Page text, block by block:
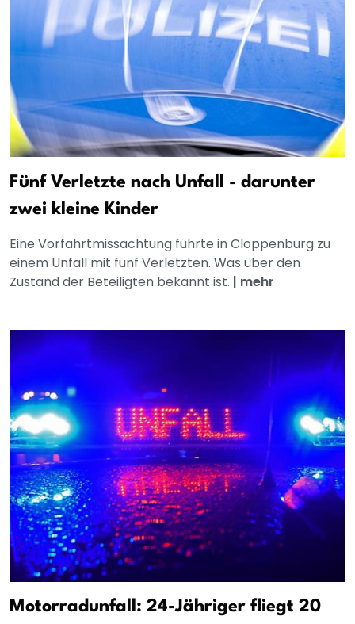
Fünf Verletzte nach Unfall - darunter
zwei kleine Kinder
Eine Vorfahrtmissachtung führte in Cloppenburg zu
einem Unfall mit fünf Verletzten. Was über den
Zustand der Beteiligten bekannt ist. | mehr
Motorradunfall: 24-Jähriger fliegt 20